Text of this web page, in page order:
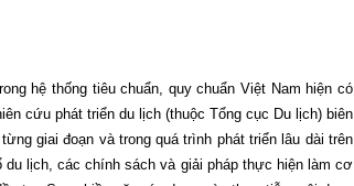
hệ thống tiêu chuẩn, quy chuẩn Việt Nam hiện có
cứu phát triển du lịch (thuộc Tổng cục Du lịch) biên
giai đoạn và trong quá trình phát triển lâu dài trên
lịch, các chính sách và giải pháp thực hiện làm cơ